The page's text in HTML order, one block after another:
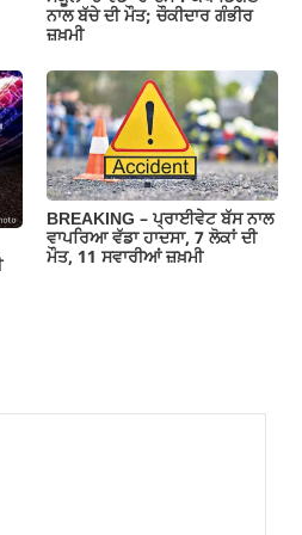
ਨਾਲ ਬੱਚੇ ਦੀ ਮੌਤ; ਚੌਕੀਦਾਰ ਗੰਭੀਰ
ਜ਼ਖ਼ਮੀ
BREAKING – ਪ੍ਰਾਈਵੇਟ ਬੱਸ ਨਾਲ
ਵਾਪਰਿਆ ਵੱਡਾ ਹਾਦਸਾ, 7 ਲੋਕਾਂ ਦੀ
ਮੌਤ, 11 ਸਵਾਰੀਆਂ ਜ਼ਖ਼ਮੀ